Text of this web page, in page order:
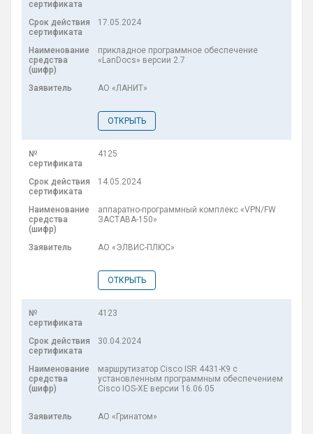
17.05.2024
прикладное программное обеспечение
«LanDocs» версии 2.7
АО «ЛАНИТ»
ОТКРЫТЬ
4125
14.05.2024
аппаратно-программный комплекс «VPN/FW
ЗАСТАВА-150»
АО «ЭЛВИС-ПЛЮС»
ОТКРЫТЬ
4123
30.04.2024
маршрутизатор Cisco ISR 4431-K9 с
установленным программным обеспечением
Cisco IOS-XE версии 16.06.05
АО «Гринатом»